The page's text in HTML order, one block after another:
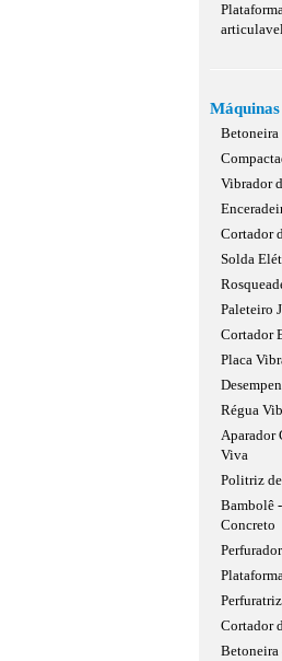
Máquinas
Betoneira
Vibrador
Cortador
Solda
Paleteiro
Cortador
Placa
Régua
Aparador
Viva
Politriz
Bambolê
Concreto
Cortador